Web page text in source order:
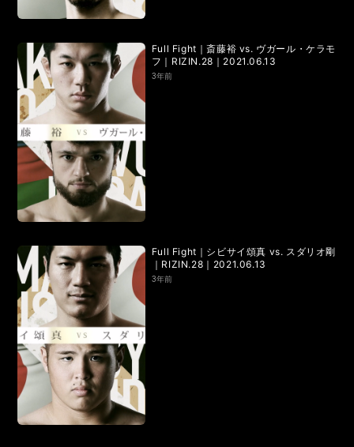
LANDMARK vol.15 LANDMARK vol.14
LANDMARK vol.13 LANDMARK vol.12
LANDMARK vol.11 LANDMARK vol.10
LANDMARK vol.9 LANDMARK vol.8
LANDMARK vol.7 LANDMARK vol.6
LANDMARK vol.5 LANDMARK vol.4
LANDMARK vol.3 LANDMARK vol.2
LANDMARK vol.1
HOME TOPICS
Full Fight｜斎藤裕 vs. ヴガール・ケラモ
フ｜RIZIN.28｜2021.06.13
3年前
Full Fight｜シビサイ頌真 vs. スダリオ剛
｜RIZIN.28｜2021.06.13
3年前